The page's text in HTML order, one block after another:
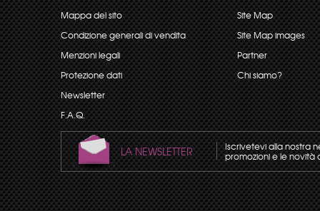
Mappa del sito
Condizione generali di vendita
Menzioni legali
Protezione dati
Newsletter
F.A.Q.
Site Map
Site Map images
Partner
Chi siamo?
LA NEWSLETTER Iscrivetevi alla nostra
promozioni e le novità